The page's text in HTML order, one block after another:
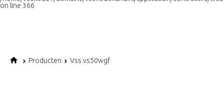
on line 366
Producten Vss vs50wgf